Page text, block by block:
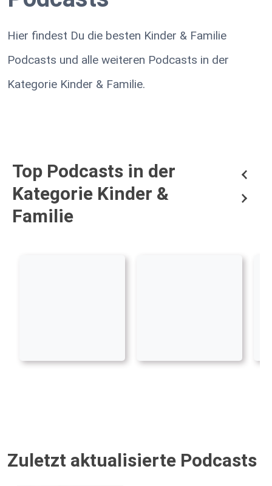
Hier findest Du die besten Kinder & Familie
Podcasts und alle weiteren Podcasts in der
Kategorie Kinder & Familie.
Top Podcasts in der
Kategorie Kinder &
Familie
Zuletzt aktualisierte Podcasts